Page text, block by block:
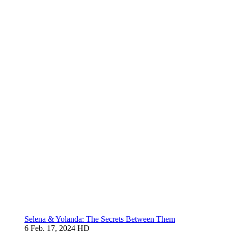
Selena & Yolanda: The Secrets Between Them
6 Feb. 17, 2024 HD